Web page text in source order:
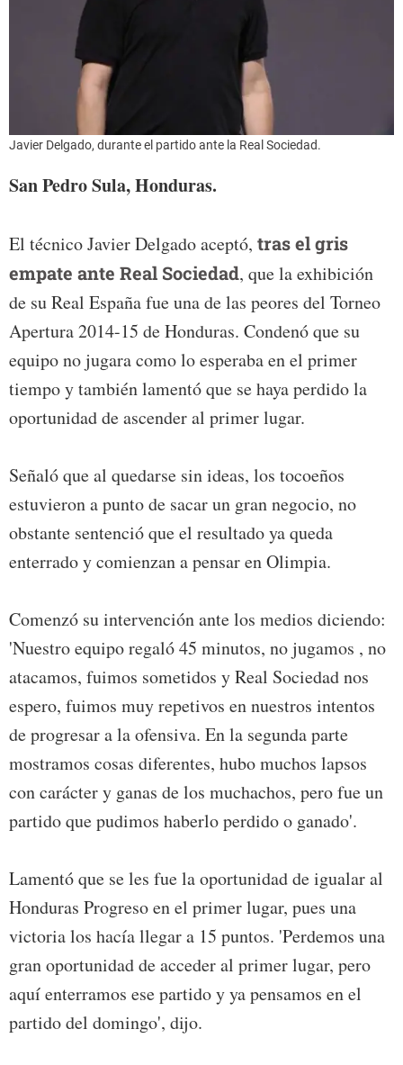
Javier Delgado, durante el partido ante la Real Sociedad.
San Pedro Sula, Honduras.
El técnico Javier Delgado aceptó, tras el gris
empate ante Real Sociedad, que la exhibición
de su Real España fue una de las peores del Torneo
Apertura 2014-15 de Honduras. Condenó que su
equipo no jugara como lo esperaba en el primer
tiempo y también lamentó que se haya perdido la
oportunidad de ascender al primer lugar.
Señaló que al quedarse sin ideas, los tocoeños
estuvieron a punto de sacar un gran negocio, no
obstante sentenció que el resultado ya queda
enterrado y comienzan a pensar en Olimpia.
Comenzó su intervención ante los medios diciendo:
'Nuestro equipo regaló 45 minutos, no jugamos , no
atacamos, fuimos sometidos y Real Sociedad nos
espero, fuimos muy repetivos en nuestros intentos
de progresar a la ofensiva. En la segunda parte
mostramos cosas diferentes, hubo muchos lapsos
con carácter y ganas de los muchachos, pero fue un
partido que pudimos haberlo perdido o ganado'.
Lamentó que se les fue la oportunidad de igualar al
Honduras Progreso en el primer lugar, pues una
victoria los hacía llegar a 15 puntos. 'Perdemos una
gran oportunidad de acceder al primer lugar, pero
aquí enterramos ese partido y ya pensamos en el
partido del domingo', dijo.